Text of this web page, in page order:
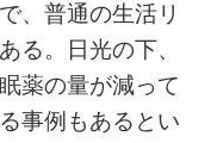
、普通の生活リ
る。日光の下、
薬の量が減って
事例もあるとい